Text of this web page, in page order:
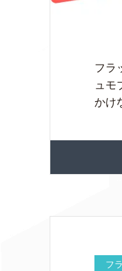
フラ
ュモ
かけ
フ